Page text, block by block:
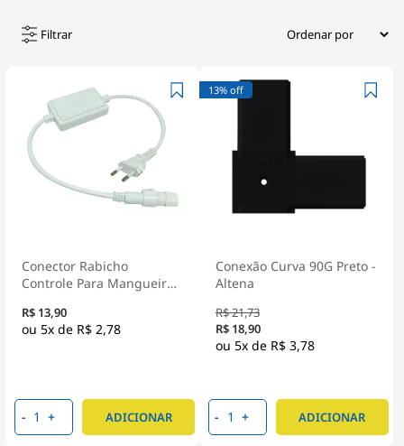
Filtrar
Conector Rabicho
Controle Para Mangueira
Branco
R$ 13,90
5x de R$ 2,78
- + ADICIONAR
13% off
Conexão Curva 90G Preto -
Altena
R$ 21,73
R$ 18,90
5x de R$ 3,78
- + ADICIONAR